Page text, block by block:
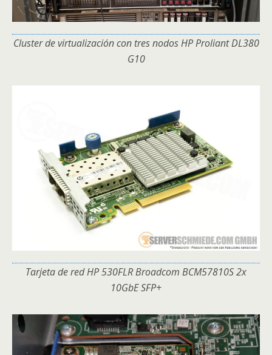
Cluster de virtualización con tres nodos HP Proliant DL380
G10
Tarjeta de red HP 530FLR Broadcom BCM57810S 2x
10GbE SFP+